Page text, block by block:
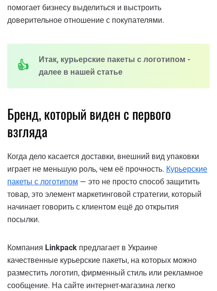
помогает бизнесу выделиться и выстроить
доверительное отношение с покупателями.
Итак, курьерские пакеты с логотипом -
далее в нашей статье
Бренд, который виден с первого
взгляда
Когда дело касается доставки, внешний вид упаковки
играет не меньшую роль, чем её прочность. Курьерские
пакеты с логотипом — это не просто способ защитить
товар, это элемент маркетинговой стратегии, который
начинает говорить с клиентом ещё до открытия
посылки.
Компания Linkpack предлагает в Украине
качественные курьерские пакеты, на которых можно
разместить логотип, фирменный стиль или рекламное
сообщение. На сайте интернет-магазина легко